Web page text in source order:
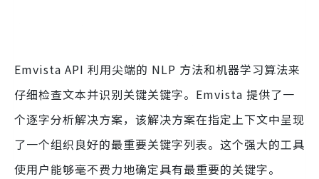
Emvista API 利用尖端的 NLP 方法和机器学习算法来
仔细检查文本并识别关键关键字。Emvista 提供了一
个逐字分析解决方案，该解决方案在指定上下文中呈现
了一个组织良好的最重要关键字列表。这个强大的工具
使用户能够毫不费力地确定具有最重要的关键字。